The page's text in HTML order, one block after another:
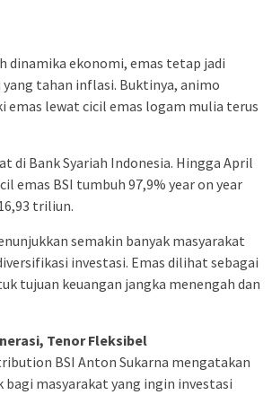
dinamika ekonomi, emas tetap jadi
tahan inflasi. Buktinya, animo
emas lewat cicil emas logam mulia terus
di Bank Syariah Indonesia. Hingga April
emas BSI tumbuh 97,9% year on year
triliun.
semakin banyak masyarakat
investasi. Emas dilihat sebagai
tujuan keuangan jangka menengah dan
Tenor Fleksibel
BSI Anton Sukarna mengatakan
bagi masyarakat yang ingin investasi